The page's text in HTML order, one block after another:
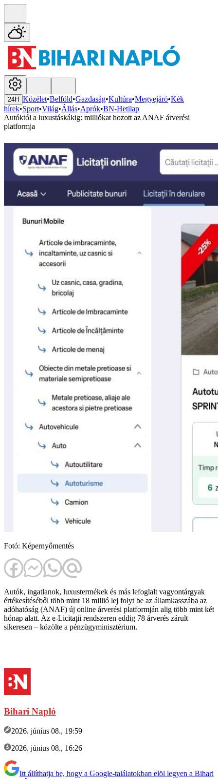
24H Közélet•Belföld•Gazdaság•Kultúra•Megyejáró•Kék
hírek•Sport•Világ•Állás•Aprók•BN-Hetilap
Autóktól a luxustáskákig: milliókat hozott az ANAF árverési
platformja
Fotó: Képernyőmentés
Autók, ingatlanok, luxustermékek és más lefoglalt vagyontárgyak
értékesítéséből több mint 18 millió lej folyt be az államkasszába az
adóhatóság (ANAF) új online árverési platformján alig több mint két
hónap alatt. Az e-Licitații rendszeren eddig 78 árverés zárult
sikeresen – közölte a pénzügyminisztérium.
Bihari Napló
2026. június 08., 19:59
2026. június 08., 16:26
Itt állíthatja be, hogy a Google-találatokban elöl legyen a Bihari